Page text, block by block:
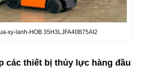
xy-lanh-HOB 35H3LJFA40B75AI2
các thiết bị thủy lực hàng đầu